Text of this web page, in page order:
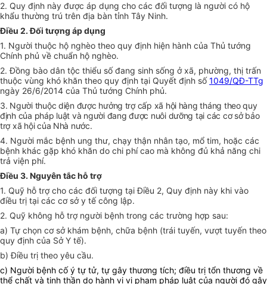
2. Quy định này được áp dụng cho các đối tượng là người có hộ
khẩu thường trú trên địa bàn tỉnh Tây Ninh.
Điều 2. Đối tượng áp dụng
1. Người thuộc hộ nghèo theo quy định hiện hành của Thủ tướng
Chính phủ về chuẩn hộ nghèo.
2. Đồng bào dân tộc thiểu số đang sinh sống ở xã, phường, thị trấn
thuộc vùng khó khăn theo quy định tại Quyết định số1049/QĐ-TTg
ngày 26/6/2014 của Thủ tướng Chính phủ.
3. Người thuộc diện được hưởng trợ cấp xã hội hàng tháng theo quy
định của pháp luật và người đang được nuôi dưỡng tại các cơ sở bảo
trợ xã hội của Nhà nước.
4. Người mắc bệnh ung thư, chạy thận nhân tạo, mổ tim, hoặc các
bệnh khác gặp khó khăn do chi phí cao mà không đủ khả năng chi
trả viện phí.
Điều 3. Nguyên tắc hỗ trợ
1. Quỹ hỗ trợ cho các đối tượng tại Điều 2, Quy định này khi vào
điều trị tại các cơ sở y tế công lập.
2. Quỹ không hỗ trợ người bệnh trong các trường hợp sau:
a) Tự chọn cơ sở khám bệnh, chữa bệnh (trái tuyến, vượt tuyến theo
quy định của Sở Y tế).
b) Điều trị theo yêu cầu.
c) Người bệnh cố ý tự tử, tự gây thương tích; điều trị tổn thương về
thể chất và tinh thần do hành vi vi phạm pháp luật của người đó gây